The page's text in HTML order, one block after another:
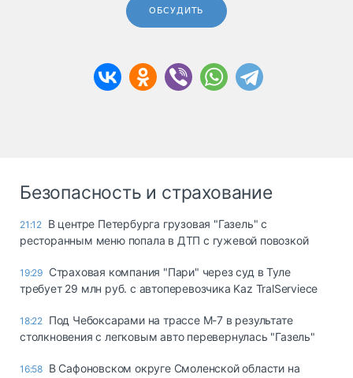
ОБСУДИТЬ
Безопасность и страхование
21:12 В центре Петербурга грузовая "Газель" с
ресторанным меню попала в ДТП с гужевой повозкой
19:29 Страховая компания "Пари" через суд в Туле
требует 29 млн руб. с автоперевозчика Kaz TralServiece
18:22 Под Чебоксарами на трассе М-7 в результате
столкновения с легковым авто перевернулась "Газель"
16:58 В Сафоновском округе Смоленской области на